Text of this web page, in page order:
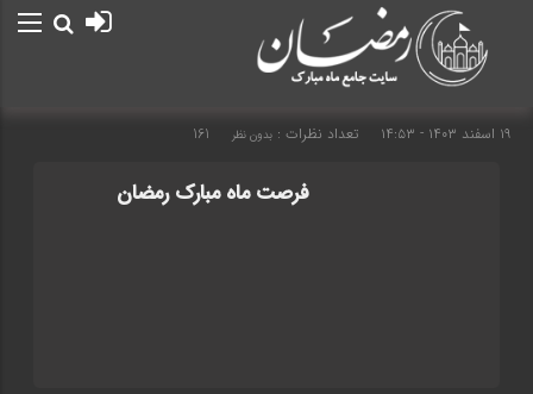
۱۹ اسفند ۱۴۰۳ - ۱۴:۵۳ تعداد نظرات : بدون نظر
فرصت ماه مبارک رمضان